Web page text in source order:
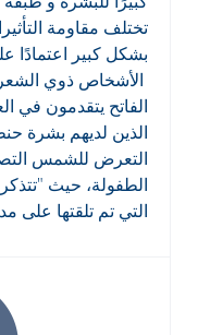
تختلف مقاومة
بشكل كبير اعتمادًا
الأشخاص ذوي
الفاتح يتقدمون في
الذين لديهم بشرة
التعرض للشمس
الطفولة، حيث
التي تم تلقتها على